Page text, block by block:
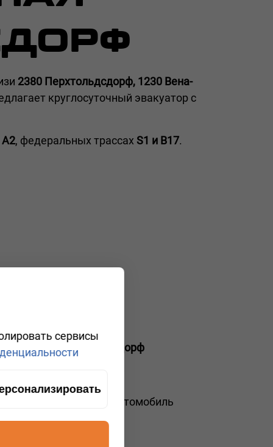
2380 Перхтольдсдорф, 1230 Вена-
круглосуточный эвакуатор с
A2, федеральных трассах S1 и B17.
2380 Перхтольдсдорф
компании. Если ваш автомобиль
сервисы